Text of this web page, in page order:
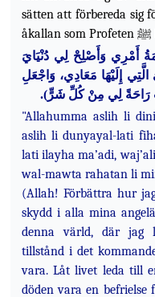
sätten att förbereda sig
أَمْرِي وَأَصْلِحْ لِي دُنْيَايَ
إِلَيْهَا مَعَادِي، وَاجْعَلِ
رَاحَةً لِي مِنْ كُلِّ شَرٍّ).
"Allahumma aslih li
aslih li dunyayal-lati
lati ilayha ma’adi,
wal-mawta rahatan li
(Allah! Förbättra hur
skydd i alla mina
denna värld, där jag
tillstånd i det
vara. Låt livet leda till
döden vara en